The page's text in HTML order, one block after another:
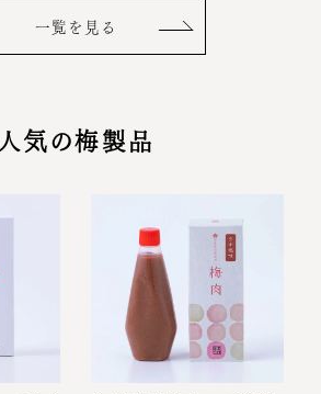
一覧を見る
人気の梅製品